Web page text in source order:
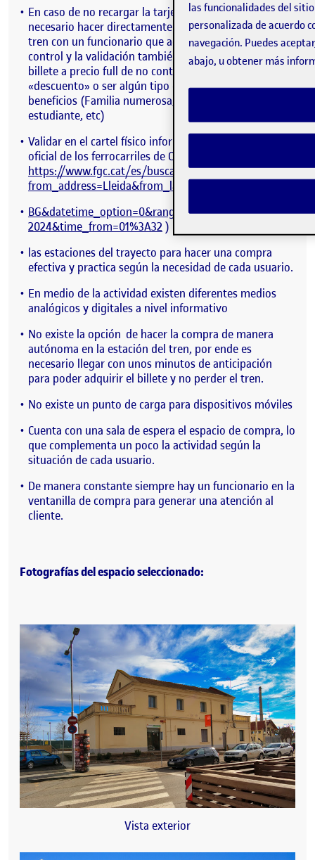
En caso de no recargar la tarjeta, o no tenerla, es
necesario hacer directamente la compra dentro del
tren con un funcionario que además de realizar el
control y la validación también hace la venta del
billete a precio full de no contar con ningún
«descuento» o ser algún tipo de usuario con
beneficios (Familia numerosa, tarjeta joven, jubilado,
estudiante, etc)
Validar en el cartel físico informativo y/o en la web
oficial de los ferrocarriles de Cataluña (
https://www.fgc.cat/es/buscador/?
BG&datetime_option=0&range_option=0&date=11-03-
2024&time_from=01%3A32)
las estaciones del trayecto para hacer una compra
efectiva y practica según la necesidad de cada usuario.
En medio de la actividad existen diferentes medios
analógicos y digitales a nivel informativo
No existe la opción de hacer la compra de manera
autónoma en la estación del tren, por ende es
necesario llegar con unos minutos de anticipación
para poder adquirir el billete y no perder el tren.
No existe un punto de carga para dispositivos móviles
Cuenta con una sala de espera el espacio de compra, lo
que complementa un poco la actividad según la
situación de cada usuario.
De manera constante siempre hay un funcionario en la
ventanilla de compra para generar una atención al
cliente.
Fotografías del espacio seleccionado:
Vista exterior
las funcionalidades del
personalizada de acuerdo
navegación. Puedes
abajo, u obtener más